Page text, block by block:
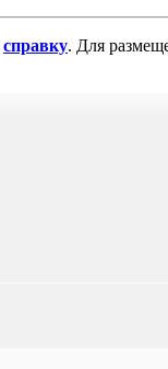
справку. Для